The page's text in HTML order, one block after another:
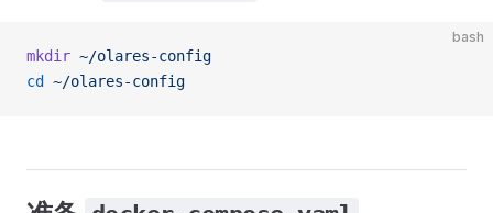
bash
mkdir ~/olares-config
cd
~/olares-config